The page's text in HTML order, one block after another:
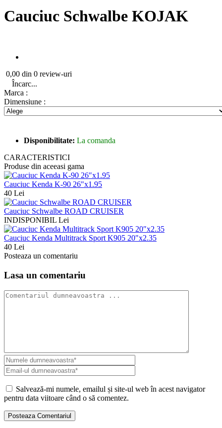
Cauciuc Schwalbe KOJAK
0,00 din 0 review-uri
Încarc...
Marca :
Dimensiune :
Disponibilitate: La comanda
CARACTERISTICI
Produse din aceeasi gama
Cauciuc Kenda K-90 26"x1.95
40 Lei
Cauciuc Schwalbe ROAD CRUISER
INDISPONIBIL Lei
Cauciuc Kenda Multitrack Sport K905 20"x2.35
40 Lei
Posteaza un comentariu
Lasa un comentariu
Salvează-mi numele, emailul și site-ul web în acest navigator
pentru data viitoare când o să comentez.